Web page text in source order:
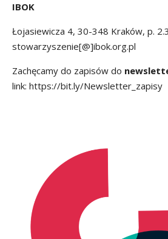
IBOK
Łojasiewicza 4, 30-348 Kraków, p.
stowarzyszenie[@]ibok.org.pl
Zachęcamy do zapisów do
link: https://bit.ly/Newsletter_zapisy